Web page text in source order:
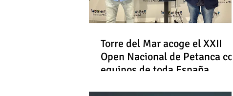
Torre del Mar acoge el XXII
Open Nacional de Petanca con
equipos de toda España